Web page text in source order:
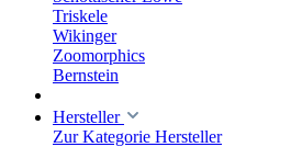
Triskele
Wikinger
Zoomorphics
Bernstein
Hersteller
Zur Kategorie Hersteller